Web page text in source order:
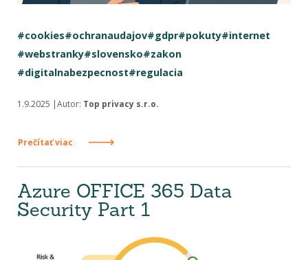
#cookies#ochranaudajov#gdpr#pokuty#internet
#webstranky#slovensko#zakon
#digitalnabezpecnost#regulacia
1.9.2025 |Autor: Top privacy s.r.o.
Prečítať viac
Azure OFFICE 365 Data
Security Part 1